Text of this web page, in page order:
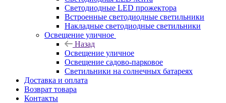
Светодиодные LED прожектора
Встроенные светодиодные светильники
Накладные светодиодные светильники
Освещение уличное
Назад
Освещение уличное
Освещение садово-парковое
Светильники на солнечных батареях
Доставка и оплата
Возврат товара
Контакты